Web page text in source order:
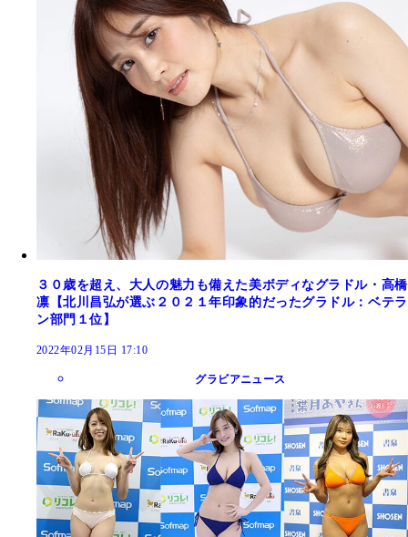
３０歳を超え、大人の魅力も備えた美ボディなグラドル・高橋
凛【北川昌弘が選ぶ２０２１年印象的だったグラドル：ベテラ
ン部門１位】
2022年02月15日 17:10
グラビアニュース